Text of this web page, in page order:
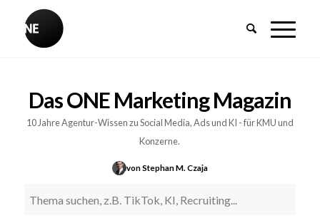
Das ONE Marketing Magazin
10 Jahre Agentur-Wissen zu Social Media, Ads und KI - für KMU und
Konzerne.
von Stephan M. Czaja
PR:
Earned
Kooperationen
mit